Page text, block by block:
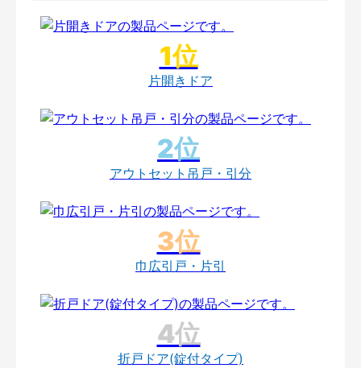
片開きドア
アウトセット吊戸・引分
巾広引戸・片引
折戸ドア(錠付タイプ)